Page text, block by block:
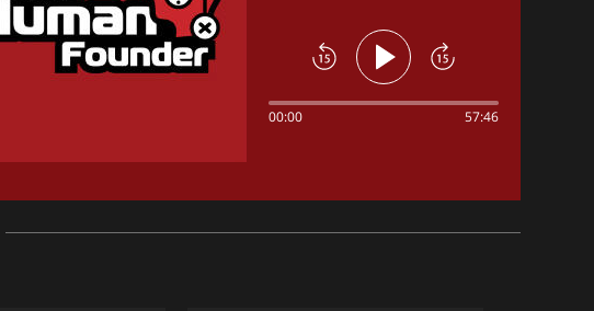
57:46
00:00